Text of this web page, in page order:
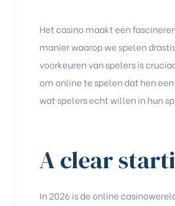
Het casino maakt een
manier waarop we spelen
voorkeuren van spelers is
om online te spelendat hen
wat spelers echt willen in hun
A clear
In 2026 is de online